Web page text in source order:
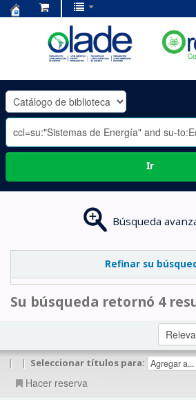
OLADE
-
Ir
Búsqueda
Refinar su
Su búsqueda retornó 4
| | Seleccionar títulos para:
Hacer reserva